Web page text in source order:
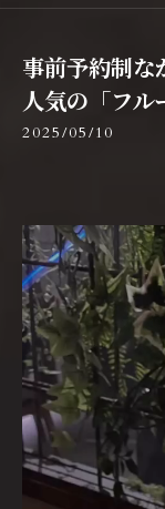
事前予約制な
人気の「フル
2025/05/10